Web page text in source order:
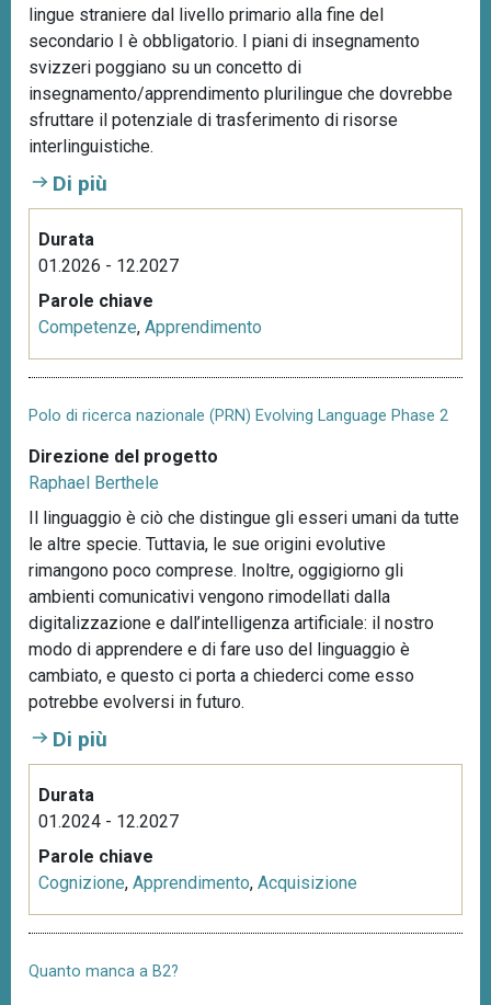
lingue straniere dal livello primario alla fine del
secondario I è obbligatorio. I piani di insegnamento
svizzeri poggiano su un concetto di
insegnamento/apprendimento plurilingue che dovrebbe
sfruttare il potenziale di trasferimento di risorse
interlinguistiche.
Di più
Durata
01.2026 - 12.2027
Parole chiave
Competenze, Apprendimento
Polo di ricerca nazionale (PRN) Evolving Language Phase 2
Direzione del progetto
Raphael Berthele
Il linguaggio è ciò che distingue gli esseri umani da tutte
le altre specie. Tuttavia, le sue origini evolutive
rimangono poco comprese. Inoltre, oggigiorno gli
ambienti comunicativi vengono rimodellati dalla
digitalizzazione e dall’intelligenza artificiale: il nostro
modo di apprendere e di fare uso del linguaggio è
cambiato, e questo ci porta a chiederci come esso
potrebbe evolversi in futuro.
Di più
Durata
01.2024 - 12.2027
Parole chiave
Cognizione, Apprendimento, Acquisizione
Quanto manca a B2?